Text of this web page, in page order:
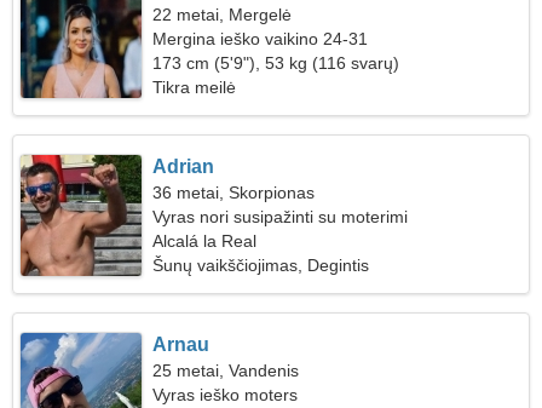
22 metai, Mergelė
Mergina ieško vaikino 24-31
173 cm (5'9"), 53 kg (116 svarų)
Tikra meilė
Adrian
36 metai, Skorpionas
Vyras nori susipažinti su moterimi
Alcalá la Real
Šunų vaikščiojimas, Degintis
Arnau
25 metai, Vandenis
Vyras ieško moters